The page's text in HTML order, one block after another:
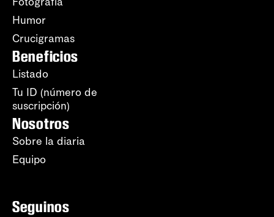
Humor
Crucigramas
Beneficios
Listado
Tu ID (número de
suscripción)
Nosotros
Sobre la diaria
Equipo
Seguinos